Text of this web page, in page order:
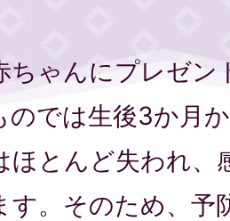
ちゃんにプレゼン
のでは生後3か月
ほとんど失われ、
す。そのため、予